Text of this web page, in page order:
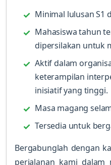
Minimal lulusan S1
Mahasiswa tahun
dipersilakan untuk
Aktif dalam
keterampilan
inisiatif yang tinggi.
Masa magang
Tersedia untuk
Bergabunglah dengan
perjalanan kami